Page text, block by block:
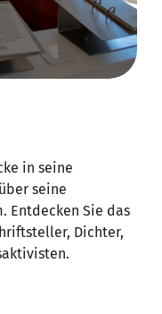
in seine
seine
Entdecken Sie das
Dichter,